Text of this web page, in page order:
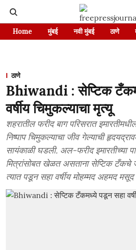
Home मुंबई नवी मुंबई ठाणे
ठाणे
Bhiwandi : सेप्टिक
वर्षीय चिमुकल्याचा मृत्यू
शहरातील फरीद बाग परिसरात
निष्पाप चिमुकल्याचा जीव गेल्याची
सायंकाळी घडली. अल-फरीद इमारतीच्या
मित्रांसोबत खेळत असताना सेप्टिक टँकचे
त्यात पडून सहा वर्षीय मोहम्मद अहमद मसूद